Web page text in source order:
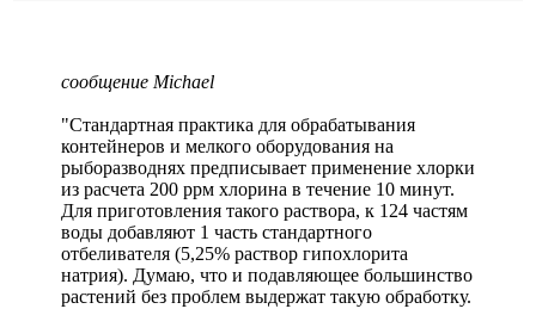
сообщение Michael
"Стандартная практика для обрабатывания
контейнеров и мелкого оборудования на
рыборазводнях предписывает применение хлорки
из расчета 200 ррм хлорина в течение 10 минут.
Для приготовления такого раствора, к 124 частям
воды добавляют 1 часть стандартного
отбеливателя (5,25% раствор гипохлорита
натрия). Думаю, что и подавляющее большинство
растений без проблем выдержат такую обработку.